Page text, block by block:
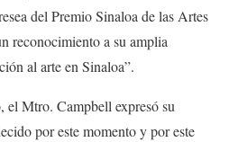
del Premio Sinaloa de las Artes
reconocimiento a su amplia
al arte en Sinaloa”.
el Mtro. Campbell expresó su
por este momento y por este